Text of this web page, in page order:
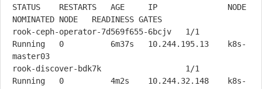
STATUS    RESTARTS   AGE     IP               NODE
NOMINATED NODE   READINESS GATES
rook-ceph-operator-7d569f655-6bcjv   1/1
Running   0          6m37s   10.244.195.13    k8s-
master03
rook-discover-bdk7k                  1/1
Running   0          4m2s    10.244.32.148    k8s-